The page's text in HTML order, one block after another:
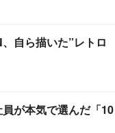
自ら描いた”レトロ
が本気で選んだ「10